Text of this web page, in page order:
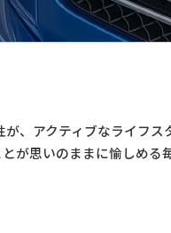
、アクティブなライフス
が思いのままに愉しめる